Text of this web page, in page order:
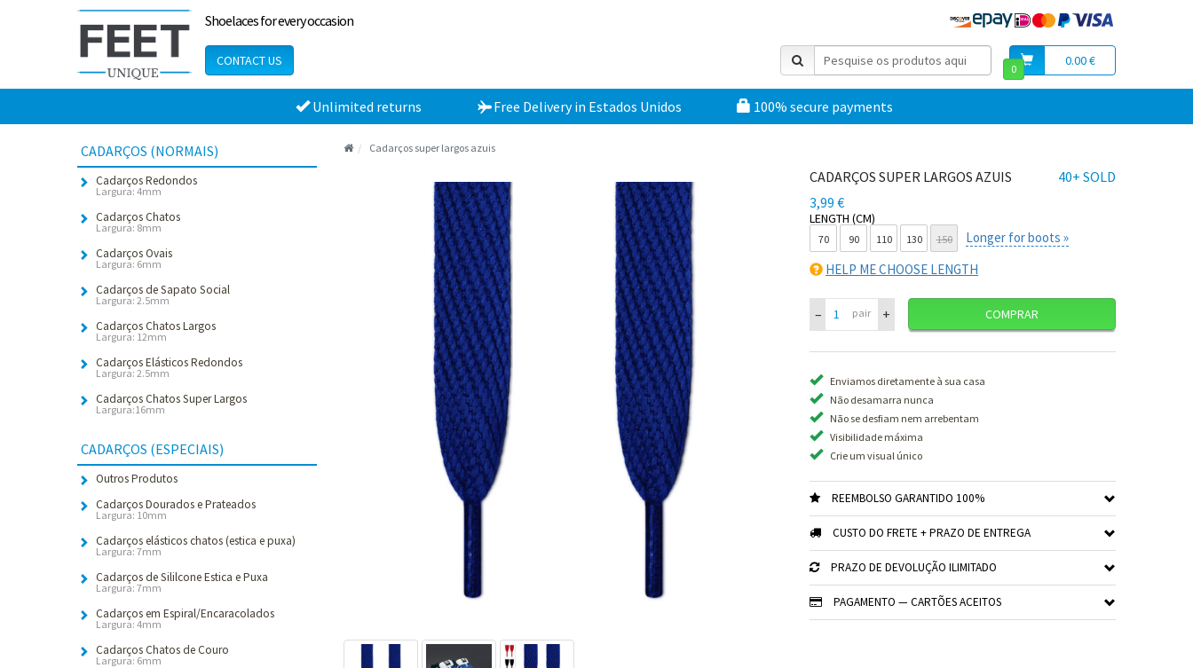
Shoelaces for every occasion
CONTACT US 0.00 €
0
Unlimited returns Free Deliveryin Estados Unidos 100% secure payments
CADARÇOS (NORMAIS)
Cadarços Redondos
Largura: 4mm
Cadarços Chatos
Largura: 8mm
Cadarços Ovais
Largura: 6mm
Cadarços de Sapato Social
Largura: 2.5mm
Cadarços Chatos Largos
Largura: 12mm
Cadarços Elásticos Redondos
Largura: 2.5mm
Cadarços Chatos Super Largos
Largura:16mm
CADARÇOS (ESPECIAIS)
Outros Produtos
Cadarços Dourados e Prateados
Largura: 10mm
Cadarços elásticos chatos (estica e puxa)
Largura: 7mm
Cadarços de Sililcone Estica e Puxa
Largura: 7mm
Cadarços em Espiral/Encaracolados
Largura: 4mm
Cadarços Chatos de Couro
Largura: 6mm
Cadarços super largos azuis
40+ SOLD
CADARÇOS SUPER LARGOS AZUIS
3,99 €
LENGTH (CM)
70 90 110 130 150
Longer for boots »
HELP ME CHOOSE LENGTH
– pair + COMPRAR
Enviamos diretamente à sua casa
Não desamarra nunca
Não se desfiam nem arrebentam
Visibilidade máxima
Crie um visual único
REEMBOLSO GARANTIDO 100%
CUSTO DO FRETE + PRAZO DE ENTREGA
PRAZO DE DEVOLUÇÃO ILIMITADO
PAGAMENTO — CARTÕES ACEITOS